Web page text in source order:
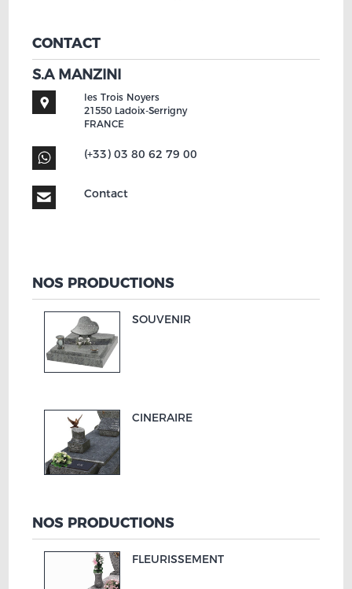
CONTACT
S.A MANZINI
les Trois Noyers
21550 Ladoix-Serrigny
FRANCE
(+33) 03 80 62 79 00
Contact
NOS PRODUCTIONS
SOUVENIR
CINERAIRE
NOS PRODUCTIONS
FLEURISSEMENT